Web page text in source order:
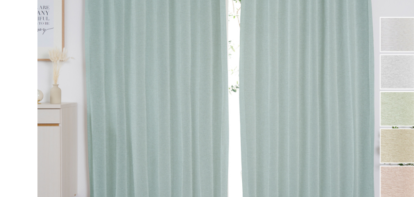
用し、上部を2つ山のヒ
ダでつまみます。すっき
りとした印象になるベー
シックなつまみです。
2倍ヒダ
フラット